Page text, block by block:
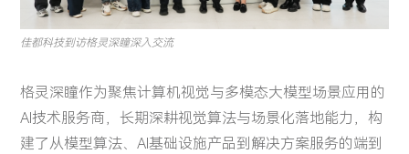
佳都科技到访格灵深瞳深入交流
格灵深瞳作为聚焦计算机视觉与多模态大模型场景应用的
AI技术服务商，长期深耕视觉算法与场景化落地能力，构
建了从模型算法、AI基础设施产品到解决方案服务的端到